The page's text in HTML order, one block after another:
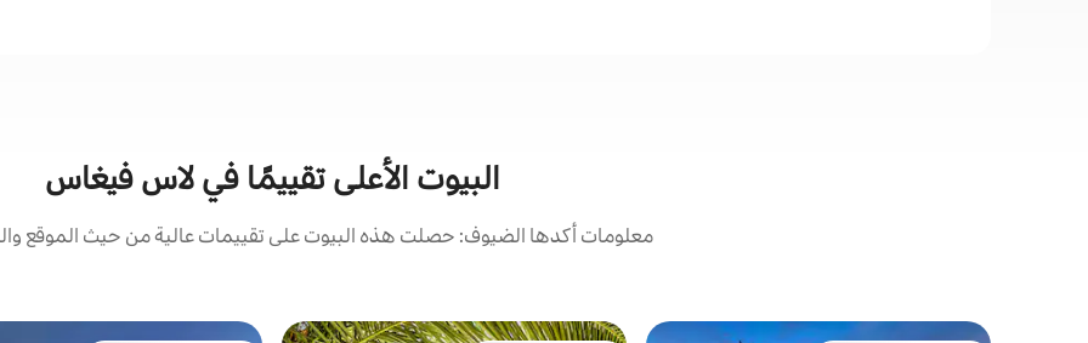
البيوت الأعلى تقييمًا في لاس فيغاس
معلومات أكدها الضيوف: حصلت هذه البيوت على تقييمات عالية من حيث الموقع